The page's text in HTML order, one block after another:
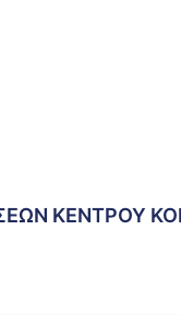
ΚΕΝΤΡΟΥ